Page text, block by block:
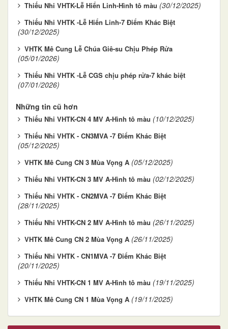
Thiếu Nhi VHTK-Lễ Hiển Linh-Hình tô màu (30/12/2025)
Thiếu Nhi VHTK -Lễ Hiển Linh-7 Điểm Khác Biệt
(30/12/2025)
VHTK Mê Cung Lễ Chúa Giê-su Chịu Phép Rửa
(05/01/2026)
Thiếu Nhi VHTK -Lễ CGS chịu phép rửa-7 khác biệt
(07/01/2026)
Những tin cũ hơn
Thiếu Nhi VHTK-CN 4 MV A-Hình tô màu (10/12/2025)
Thiếu Nhi VHTK - CN3MVA -7 Điểm Khác Biệt
(05/12/2025)
VHTK Mê Cung CN 3 Mùa Vọng A (05/12/2025)
Thiếu Nhi VHTK-CN 3 MV A-Hình tô màu (02/12/2025)
Thiếu Nhi VHTK - CN2MVA -7 Điểm Khác Biệt
(28/11/2025)
Thiếu Nhi VHTK-CN 2 MV A-Hình tô màu (26/11/2025)
VHTK Mê Cung CN 2 Mùa Vọng A (26/11/2025)
Thiếu Nhi VHTK - CN1MVA -7 Điểm Khác Biệt
(20/11/2025)
Thiếu Nhi VHTK-CN 1 MV A-Hình tô màu (19/11/2025)
VHTK Mê Cung CN 1 Mùa Vọng A (19/11/2025)